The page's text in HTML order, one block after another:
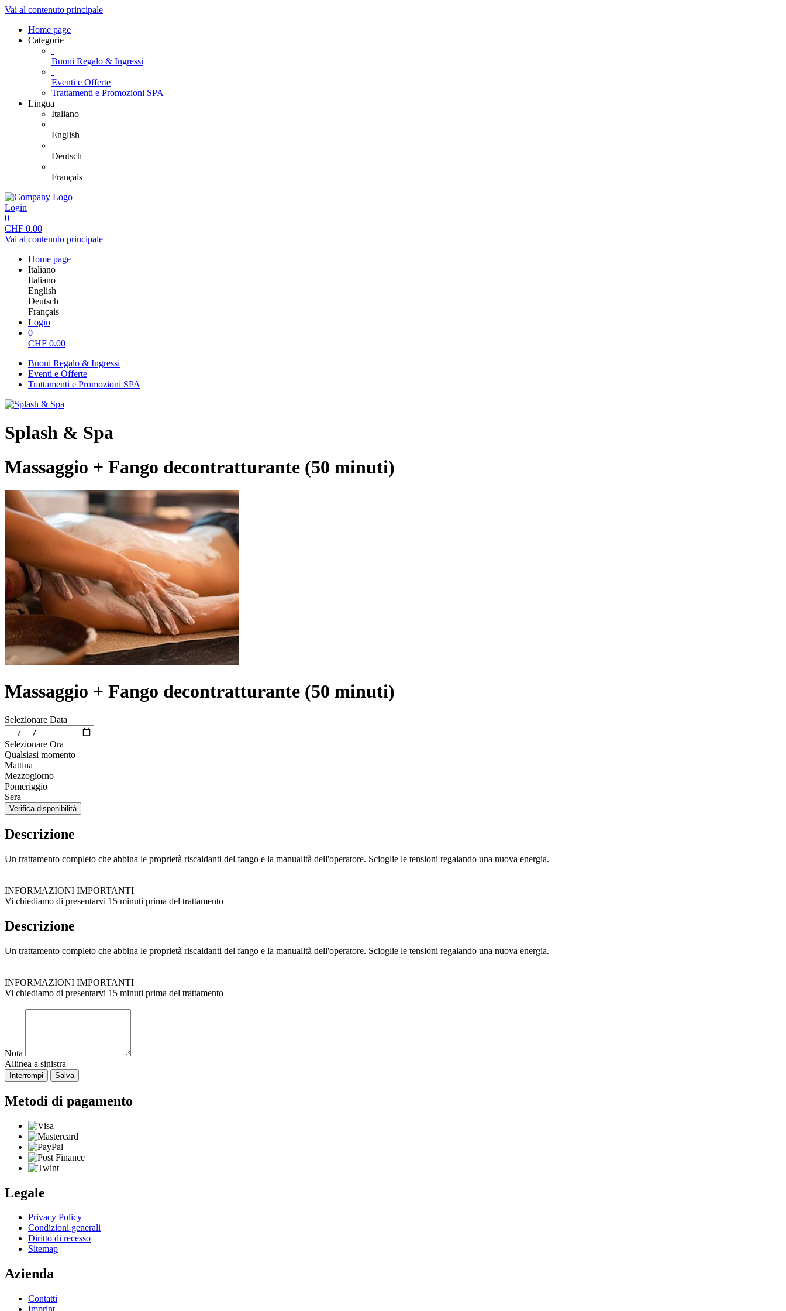
Vai al contenuto principale
Home page
Categorie
Buoni Regalo & Ingressi
Eventi e Offerte
Trattamenti e Promozioni SPA
Lingua
Italiano
English
Deutsch
Français
Login
0
CHF 0.00
Vai al contenuto principale
Home page
Italiano
Italiano
English
Deutsch
Français
Login
0
CHF 0.00
Buoni Regalo & Ingressi
Eventi e Offerte
Trattamenti e Promozioni SPA
Splash & Spa
Massaggio + Fango decontratturante (50 minuti)
Massaggio + Fango decontratturante (50 minuti)
Selezionare Data
Selezionare Ora
Qualsiasi momento
Mattina
Mezzogiorno
Pomeriggio
Sera
Verifica disponibilità
Descrizione
Un trattamento completo che abbina le proprietà riscaldanti del fango e la manualità dell'operatore. Scioglie le tensioni regalando una nuova energia.
INFORMAZIONI IMPORTANTI
Vi chiediamo di presentarvi 15 minuti prima del trattamento
Descrizione
Un trattamento completo che abbina le proprietà riscaldanti del fango e la manualità dell'operatore. Scioglie le tensioni regalando una nuova energia.
INFORMAZIONI IMPORTANTI
Vi chiediamo di presentarvi 15 minuti prima del trattamento
Nota
Allinea a sinistra
Interrompi Salva
Metodi di pagamento
Legale
Privacy Policy
Condizioni generali
Diritto di recesso
Sitemap
Azienda
Contatti